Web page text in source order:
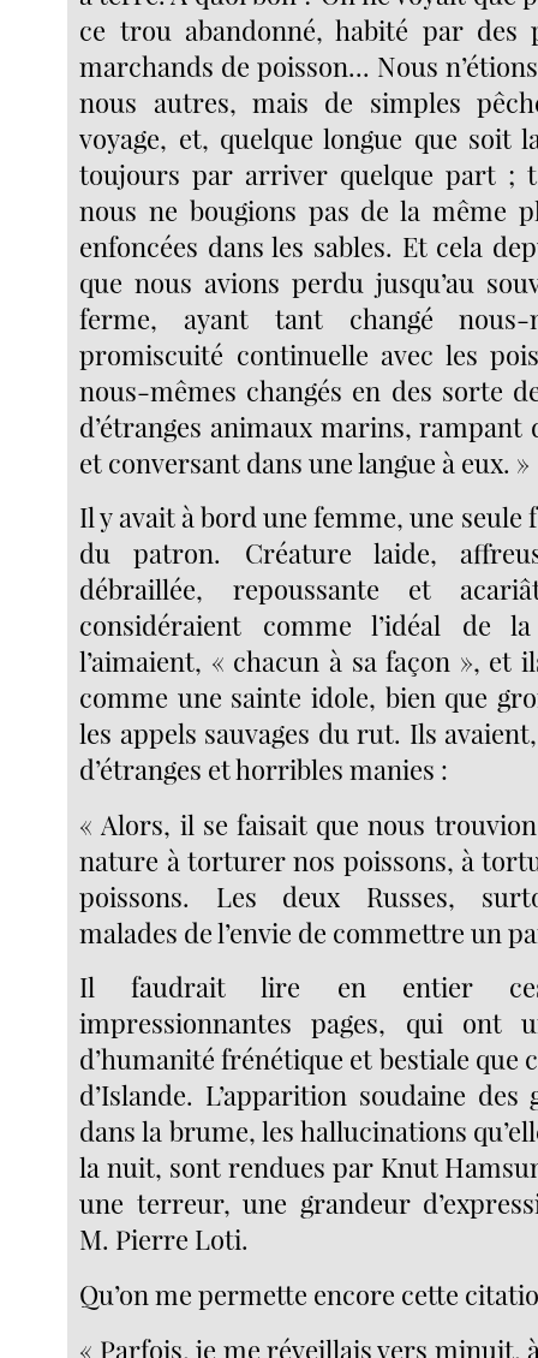
ce trou abandonné, habité par des
marchands de poisson... Nous
nous autres, mais de simples
voyage, et, quelque longue que soit
toujours par arriver quelque part ;
nous ne bougions pas de la même
enfoncées dans les sables. Et cela
que nous avions perdu jusqu’au
ferme, ayant tant changé nous-
promiscuité continuelle avec les
nous-mêmes changés en des sorte
d’étranges animaux marins, rampant
et conversant dans une langue à eux. »
Il y avait à bord une femme, une seule
du patron. Créature laide,
débraillée, repoussante et
considéraient comme l’idéal de
l’aimaient, « chacun à sa façon », et
comme une sainte idole, bien que
les appels sauvages du rut. Ils
d’étranges et horribles manies :
« Alors, il se faisait que nous
nature à torturer nos poissons, à
poissons. Les deux Russes,
malades de l’envie de commettre un
Il faudrait lire en entier
impressionnantes pages, qui ont
d’humanité frénétique et bestiale que
d’Islande. L’apparition soudaine des
dans la brume, les hallucinations
la nuit, sont rendues par Knut
une terreur, une grandeur
M. Pierre Loti.
Qu’on me permette encore cette
« Parfois, je me réveillais vers minuit,